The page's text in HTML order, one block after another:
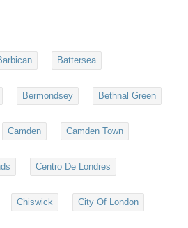
Battersea
Bermondsey Bethnal Green
Camden Camden Town
Centro De Londres
Chiswick City Of London